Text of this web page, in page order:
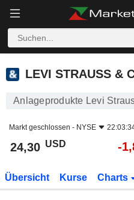
LEVI STRAUSS & CO.
LEVI STRAUSS &
Anlageprodukte Levi
Markt geschlossen - NYSE
24,30 USD -
Übersicht Kurse Charts